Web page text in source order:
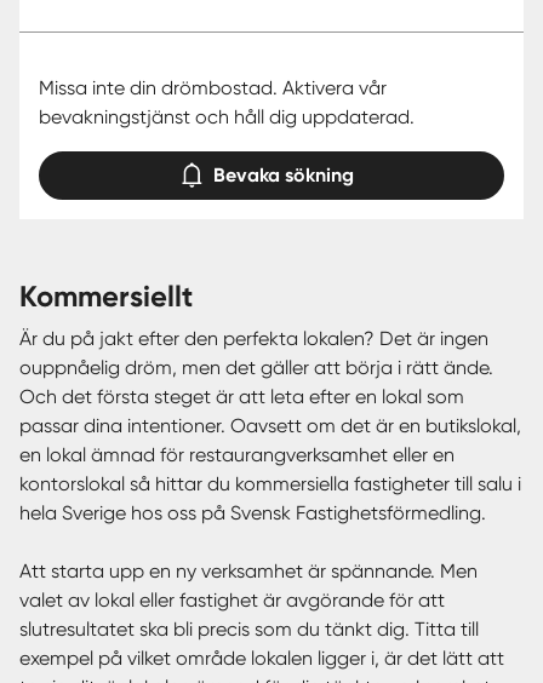
Missa inte din drömbostad. Aktivera vår
bevakningstjänst och håll dig uppdaterad.
Bevaka sökning
kommersiellt
Är du på jakt efter den perfekta lokalen? Det är ingen
ouppnåelig dröm, men det gäller att börja i rätt ände.
Och det första steget är att leta efter en lokal som
passar dina intentioner. Oavsett om det är en butikslokal,
en lokal ämnad för restaurangverksamhet eller en
kontorslokal så hittar du kommersiella fastigheter till salu i
hela Sverige hos oss på Svensk Fastighetsförmedling.
Att starta upp en ny verksamhet är spännande. Men
valet av lokal eller fastighet är avgörande för att
slutresultatet ska bli precis som du tänkt dig. Titta till
exempel på vilket område lokalen ligger i, är det lätt att